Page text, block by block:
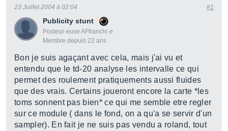
Publicity stunt
Posteur·euse AFfranchi·e
Membre depuis 22 ans
23 Juillet 2004 à 02:04 #1
Bon je suis agaçant avec cela, mais j'ai vu et
entendu que le td-20 analyse les intervalle ce qui
permet des roulement pratiquements aussi fluides
que des vrais. Certains joueront encore la carte *les
toms sonnent pas bien* ce qui me semble etre regler
sur ce module ( dans le fond, on a qu'a se servir d'un
sampler). En fait je ne suis pas vendu a roland, tout